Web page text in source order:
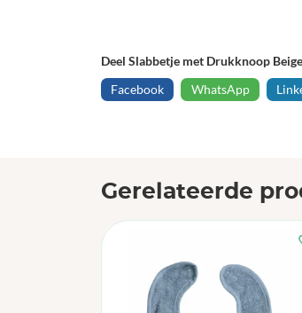
Deel Slabbetje met Drukknoop
Facebook
WhatsApp
Gerelateerde